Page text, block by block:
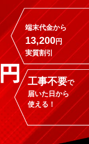
端末代金から
13,200円
実質割引
工事不要で
届いた日から
使える！